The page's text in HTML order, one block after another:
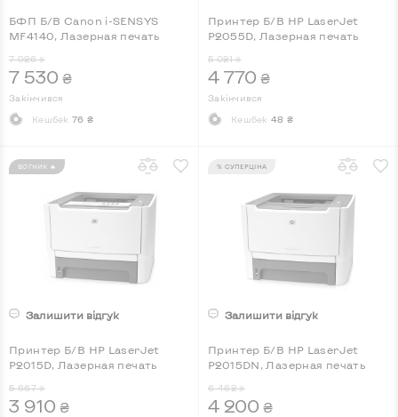
БФП Б/В Canon i-SENSYS
MF4140, Лазерная печать
7 926 ₴
7 530 ₴
Закінчився
Кешбек 76 ₴
Принтер Б/В HP LaserJet
P2055D, Лазерная печать
5 021 ₴
4 770 ₴
Закінчився
Кешбек 48 ₴
ВОГНИК 🔥
Залишити відгук
Принтер Б/В HP LaserJet
P2015D, Лазерная печать
5 667 ₴
3 910 ₴
% СУПЕРЦІНА
Залишити відгук
Принтер Б/В HP LaserJet
P2015DN, Лазерная печать
6 462 ₴
4 200 ₴